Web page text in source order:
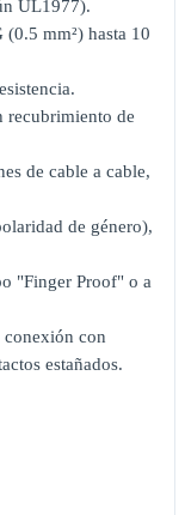
UL1977).
mm²) hasta 10
recubrimiento de
de cable a cable,
de género),
"Finger Proof" o a
conexión con
estañados.